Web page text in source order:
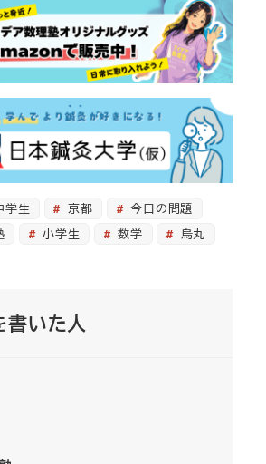
学生 京都
今日の問題
小学生 数学
烏丸
書いた人